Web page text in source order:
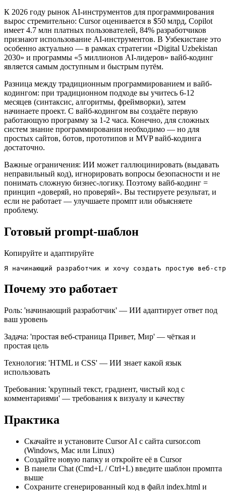
К 2026 году рынок AI-инструментов для программирования
вырос стремительно: Cursor оценивается в $50 млрд, Copilot
имеет 4.7 млн платных пользователей, 84% разработчиков
признают использование AI-инструментов. В Узбекистане это
особенно актуально — в рамках стратегии «Digital Uzbekistan
2030» и программы «5 миллионов AI-лидеров» вайб-кодинг
является самым доступным и быстрым путём.
Разница между традиционным программированием и вайб-
кодингом: при традиционном подходе вы учитесь 6-12
месяцев (синтаксис, алгоритмы, фреймворки), затем
начинаете проект. С вайб-кодингом вы создаёте первую
работающую программу за 1-2 часа. Конечно, для сложных
систем знание программирования необходимо — но для
простых сайтов, ботов, прототипов и MVP вайб-кодинга
достаточно.
Важные ограничения: ИИ может галлюцинировать (выдавать
неправильный код), игнорировать вопросы безопасности и не
понимать сложную бизнес-логику. Поэтому вайб-кодинг =
принцип «доверяй, но проверяй». Вы тестируете результат, и
если не работает — улучшаете промпт или объясняете
проблему.
Готовый prompt-шаблон
Копируйте и адаптируйте
Я начинающий разработчик и хочу создать простую веб-
Почему это работает
Роль: 'начинающий разработчик' — ИИ адаптирует ответ под
ваш уровень
Задача: 'простая веб-страница Привет, Мир' — чёткая и
простая цель
Технология: 'HTML и CSS' — ИИ знает какой язык
использовать
Требования: 'крупный текст, градиент, чистый код с
комментариями' — требования к визуалу и качеству
Практика
Скачайте и установите Cursor AI с сайта cursor.com
(Windows, Mac или Linux)
Создайте новую папку и откройте её в Cursor
В панели Chat (Cmd+L / Ctrl+L) введите шаблон промпта
выше
Сохраните сгенерированный код в файл index.html и